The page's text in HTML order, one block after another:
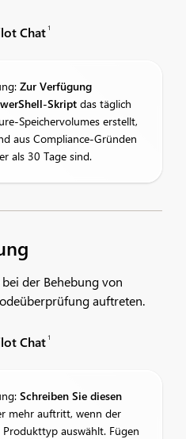
Chat 1
Zur Verfügung
Skript das täglich
Speichervolumes erstellt,
aus Compliance-Gründen
als 30 Tage sind.
der Behebung von
auftreten.
Chat 1
Schreiben Sie diesen
mehr auftritt, wenn der
auswählt. Fügen